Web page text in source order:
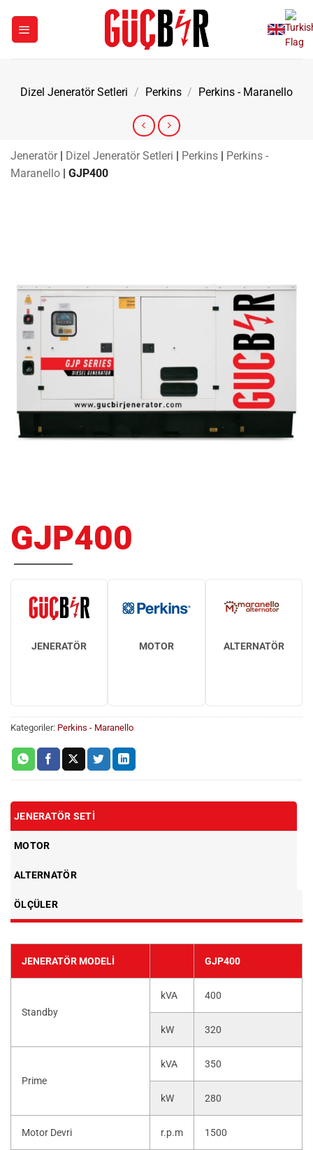
Dizel Jeneratör Setleri / Perkins / Perkins - Maranello
Jeneratör | Dizel Jeneratör Setleri | Perkins | Perkins -
Maranello | GJP400
GJP400
JENERATÖR MOTOR ALTERNATÖR
Kategoriler: Perkins - Maranello
JENERATÖR SETI
MOTOR
ALTERNATÖR
ÖLÇÜLER
JENERATÖR MODELI GJP400
Standby
kVA 400
kW 320
Prime
kVA 350
kW 280
Motor Devri r.p.m 1500